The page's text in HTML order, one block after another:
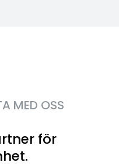
MED OSS
för